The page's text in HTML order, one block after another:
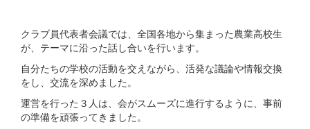
クラブ員代表者会議では、全国各地から集まった農業高校生
が、テーマに沿った話し合いを行います。
自分たちの学校の活動を交えながら、活発な議論や情報交換
をし、交流を深めました。
運営を行った３人は、会がスムーズに進行するように、事前
の準備を頑張ってきました。